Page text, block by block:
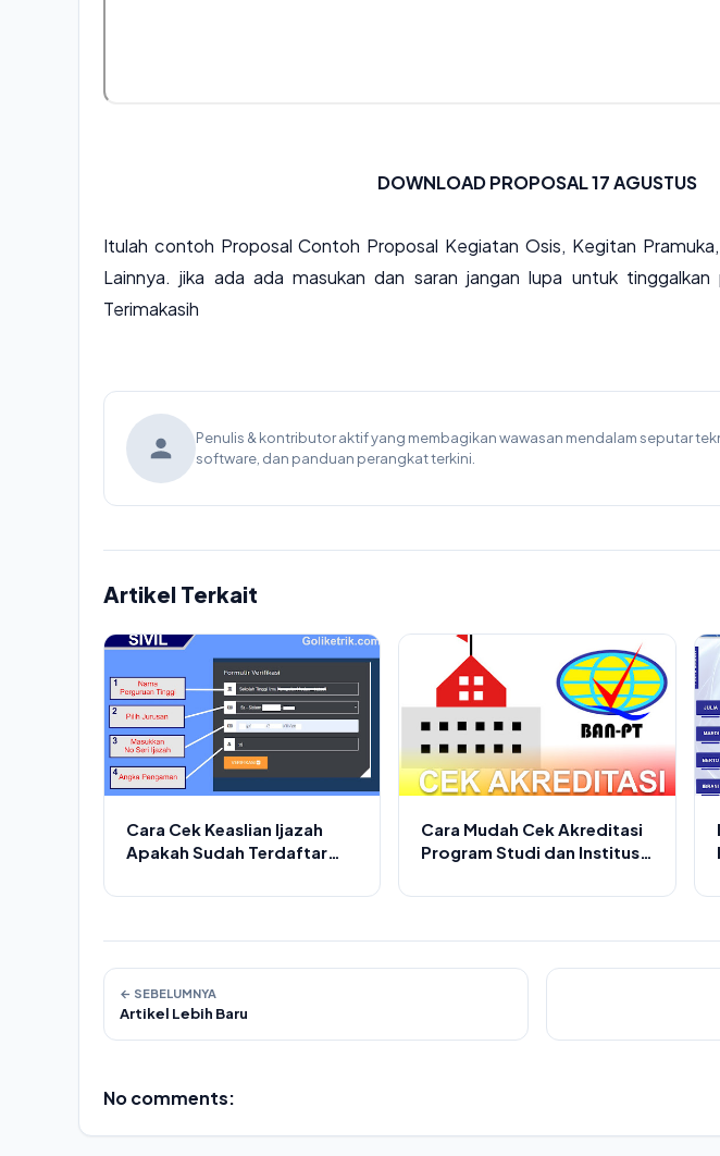
DOWNLOAD PROPOSAL 17 AGUSTUS
Itulah contoh Proposal Contoh Proposal Kegiatan Osis, Kegitan
Lainnya. jika ada ada masukan dan saran jangan lupa untuk
Terimakasih
Penulis & kontributor aktif yang membagikan wawasan mendalam seputar
software, dan panduan perangkat terkini.
Artikel Terkait
Cara Cek Keaslian Ijazah
Apakah Sudah Terdaftar
RISTEKDIKTI
Cara Mudah Cek Akreditasi
Program Studi dan Institusi
← SEBELUMNYA
Artikel Lebih Baru
No comments: